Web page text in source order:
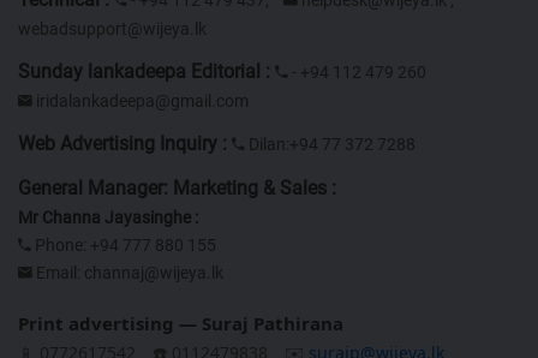
webadsupport@wijeya.lk
Sunday lankadeepa Editorial :
- +94 112 479 260
iridalankadeepa@gmail.com
Web Advertising Inquiry : Dilan:+94 77 372 7288
General Manager: Marketing & Sales :
Mr Channa Jayasinghe :
Phone: +94 777 880 155
Email: channaj@wijeya.lk
Print advertising — Suraj Pathirana
📱 0772617542 ☎️ 0112479838 ✉️ surajp@wijeya.lk